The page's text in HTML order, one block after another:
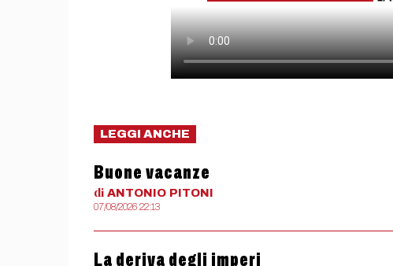
LEGGI ANCHE
Buone vacanze
di ANTONIO PITONI
07/08/2026 22:13
La deriva degli imperi